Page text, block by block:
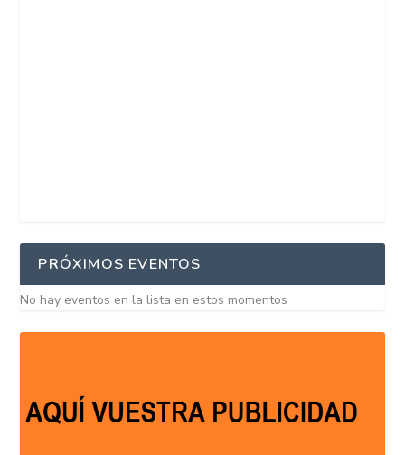
PRÓXIMOS EVENTOS
No hay eventos en la lista en estos momentos